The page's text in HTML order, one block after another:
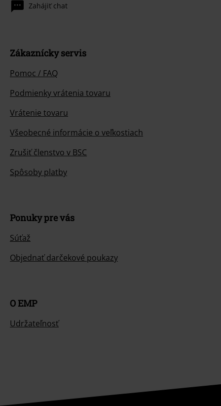
Zahájiť chat
Zákaznícky servis
Pomoc / FAQ
Podmienky vrátenia tovaru
Vrátenie tovaru
Všeobecné informácie o veľkostiach
Zrušiť členstvo v BSC
Spôsoby platby
Ponuky pre vás
Súťaž
Objednať darčekové poukazy
O EMP
Udržateľnosť